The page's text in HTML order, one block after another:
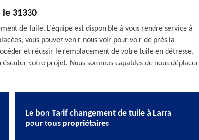
31330
de tuile. L’équipe est disponible à vous rendre service à
vous pouvez venir nous voir pour voir de près la
et réussir le remplacement de votre tuile en détresse.
votre projet. Nous sommes capables de nous déplacer
Le bon Tarif changement de tuile à Larra
pour tous propriétaires